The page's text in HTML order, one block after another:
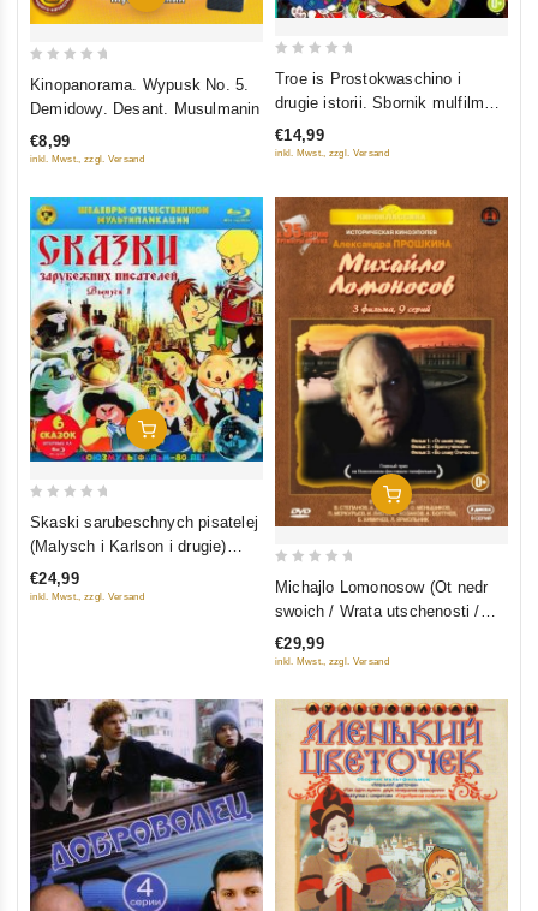
5
Kinopanorama. Wypusk No. 5.
Demidowy. Desant. Musulmanin
€8,99
inkl. Mwst., zzgl. Versand
5
Troe is Prostokwaschino i
drugie istorii. Sbornik mulfilmow
(Schedewry Otetschestwennoj
multiplikazii)
€14,99
inkl. Mwst., zzgl. Versand
In Den Warenkorb
5
Skaski sarubeschnych pisatelej
(Malysch i Karlson i drugie)
(Wypusk 1) (Blu-Ray)
€24,99
inkl. Mwst., zzgl. Versand
In Den Warenkorb
5
Michajlo Lomonosow (Ot nedr
swoich / Wrata utschenosti /
Wo slawu otetschestwa) (3
filma, 9 serij) (3 DVD)
€29,99
inkl. Mwst., zzgl. Versand